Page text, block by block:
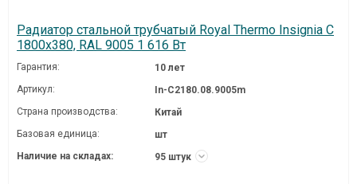
Радиатор стальной трубчатый Royal Thermo Insignia C
1800x380, RAL 9005 1 616 Вт
Гарантия:
10 лет
Артикул:
In-C2180.08.9005m
Страна производства:
Китай
Базовая единица:
шт
Наличие на складах:
95 штук